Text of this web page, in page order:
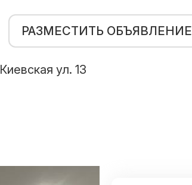
РАЗМЕСТИТЬ ОБЪЯВЛЕНИЕ
Киевская ул. 13